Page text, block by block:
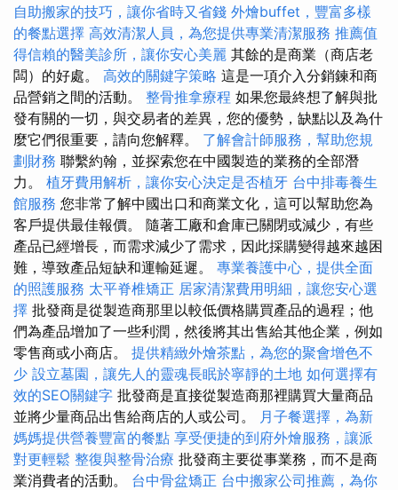
自助搬家的技巧，讓你省時又省錢 外燴buffet，豐富多樣
的餐點選擇 高效清潔人員，為您提供專業清潔服務 推薦值
得信賴的醫美診所，讓你安心美麗 其餘的是商業（商店老
闆）的好處。 高效的關鍵字策略 這是一項介入分銷鍊和商
品營銷之間的活動。 整骨推拿療程 如果您最終想了解與批
發有關的一切，與交易者的差異，您的優勢，缺點以及為什
麼它們很重要，請向您解釋。 了解會計師服務，幫助您規
劃財務 聯繫約翰，並探索您在中國製造的業務的全部潛
力。 植牙費用解析，讓你安心決定是否植牙 台中排毒養生
館服務 您非常了解中國出口和商業文化，這可以幫助您為
客戶提供最佳報價。 隨著工廠和倉庫已關閉或減少，有些
產品已經增長，而需求減少了需求，因此採購變得越來越困
難，導致產品短缺和運輸延遲。 專業養護中心，提供全面
的照護服務 太平脊椎矯正 居家清潔費用明細，讓您安心選
擇 批發商是從製造商那里以較低價格購買產品的過程；他
們為產品增加了一些利潤，然後將其出售給其他企業，例如
零售商或小商店。 提供精緻外燴茶點，為您的聚會增色不
少 設立墓園，讓先人的靈魂長眠於寧靜的土地 如何選擇有
效的SEO關鍵字 批發商是直接從製造商那裡購買大量商品
並將少量商品出售給商店的人或公司。 月子餐選擇，為新
媽媽提供營養豐富的餐點 享受便捷的到府外燴服務，讓派
對更輕鬆 整復與整骨治療 批發商主要從事業務，而不是商
業消費者的活動。 台中骨盆矯正 台中搬家公司推薦，為你